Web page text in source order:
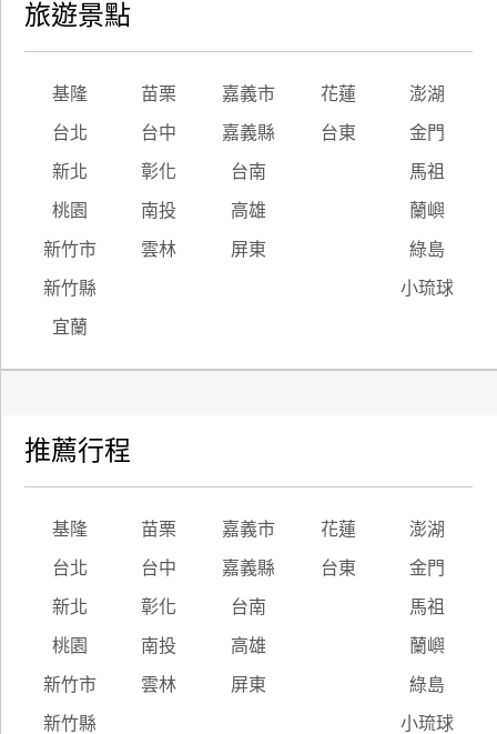
旅遊景點
基隆 苗栗 嘉義市 花蓮 澎湖
台北 台中 嘉義縣 台東 金門
新北 彰化 台南 馬祖
桃園 南投 高雄 蘭嶼
新竹市 雲林 屏東 綠島
新竹縣 小琉球
宜蘭
推薦行程
基隆 苗栗 嘉義市 花蓮 澎湖
台北 台中 嘉義縣 台東 金門
新北 彰化 台南 馬祖
桃園 南投 高雄 蘭嶼
新竹市 雲林 屏東 綠島
新竹縣 小琉球